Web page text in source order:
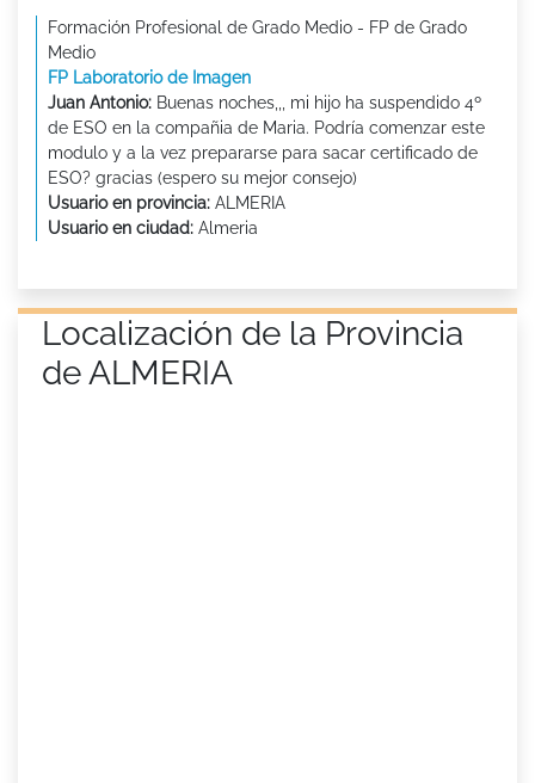
Formación Profesional de Grado Medio - FP de Grado
Medio
FP Laboratorio de Imagen
Juan Antonio: Buenas noches,,, mi hijo ha suspendido 4º
de ESO en la compañia de Maria. Podría comenzar este
modulo y a la vez prepararse para sacar certificado de
ESO? gracias (espero su mejor consejo)
Usuario en provincia: ALMERIA
Usuario en ciudad: Almeria
Localización de la Provincia
de ALMERIA